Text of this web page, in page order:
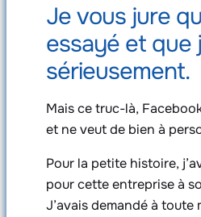
Je vous jure
essayé et que
sérieusement.
Mais ce truc-là,
et ne veut de bien à
Pour la petite histoire,
pour cette entreprise à
J’avais demandé à toute